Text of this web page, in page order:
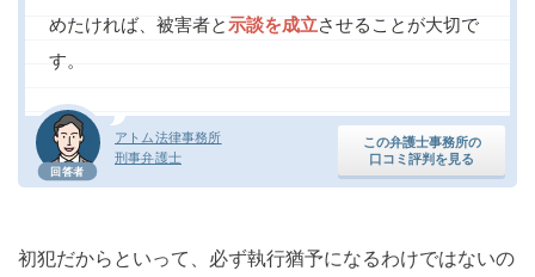
回答者
アトム法律事務所
刑事弁護士
この弁護士事務所の
口コミ評判を見る
めたければ、被害者と示談を成立させることが大切で
す。
初犯だからといって、必ず執行猶予になるわけではないの